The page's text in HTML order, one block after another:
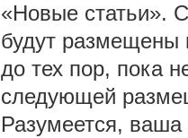
«Новые статьи».
будут размещены
до тех пор, пока
следующей
Разумеется, ваша